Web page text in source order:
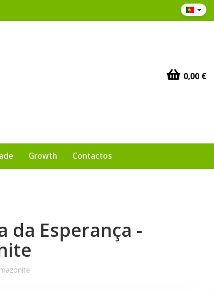
0,00 €
Growth Contactos
da Esperança -